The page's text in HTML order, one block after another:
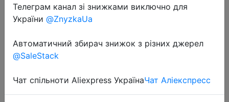
Перейти до магазину
Додаткова інформація відсутня.
Слідкуйте за знижками на мобільному, в телеграм
ZnyzhkaUA
Телеграм канал зі знижками виключно для
України @ZnyzkaUa
Автоматичний збирач знижок з різних джерел
@SaleStack
Чат спільноти Aliexpress УкраїнаЧат Аліекспресс